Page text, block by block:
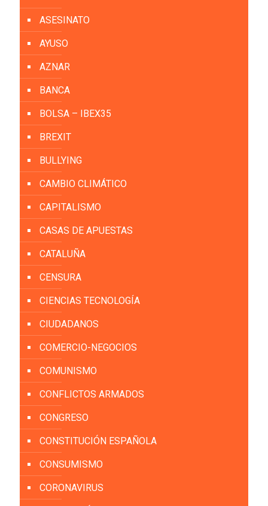
ASESINATO
AYUSO
AZNAR
BANCA
BOLSA – IBEX35
BREXIT
BULLYING
CAMBIO CLIMÁTICO
CAPITALISMO
CASAS DE APUESTAS
CATALUÑA
CENSURA
CIENCIAS TECNOLOGÍA
CIUDADANOS
COMERCIO-NEGOCIOS
COMUNISMO
CONFLICTOS ARMADOS
CONGRESO
CONSTITUCIÓN ESPAÑOLA
CONSUMISMO
CORONAVIRUS